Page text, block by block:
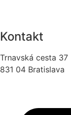
Kontakt
Trnavská cesta 37
831 04 Bratislava